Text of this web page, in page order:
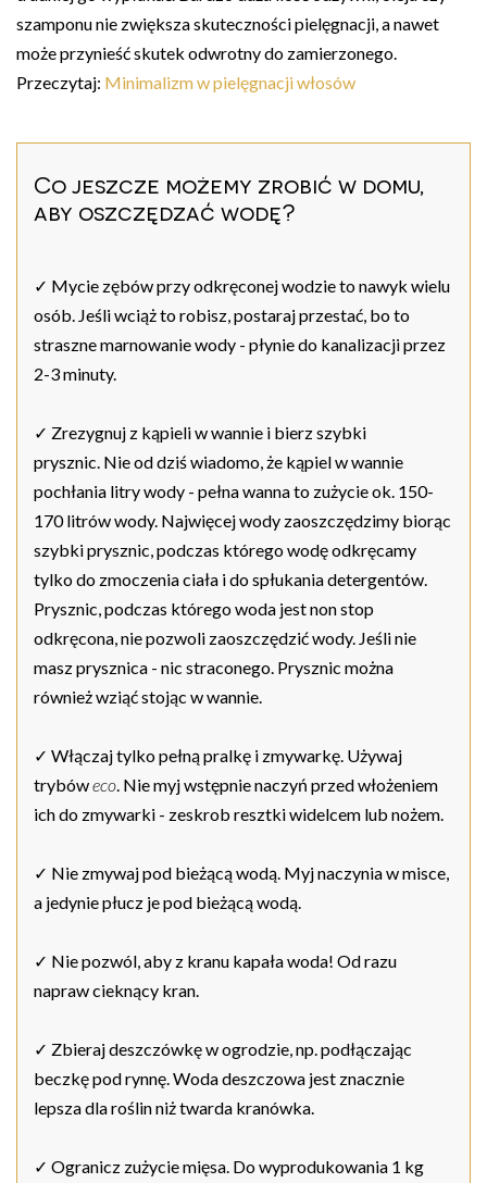
szamponu nie zwiększa skuteczności pielęgnacji, a nawet
może przynieść skutek odwrotny do zamierzonego.
Przeczytaj: Minimalizm w pielęgnacji włosów
Co jeszcze możemy zrobić w domu,
aby oszczędzać wodę?
✓ Mycie zębów przy odkręconej wodzie to nawyk wielu
osób. Jeśli wciąż to robisz, postaraj przestać, bo to
straszne marnowanie wody - płynie do kanalizacji przez
2-3 minuty.
✓ Zrezygnuj z kąpieli w wannie i bierz szybki
prysznic. Nie od dziś wiadomo, że kąpiel w wannie
pochłania litry wody - pełna wanna to zużycie ok. 150-
170 litrów wody. Najwięcej wody zaoszczędzimy biorąc
szybki prysznic, podczas którego wodę odkręcamy
tylko do zmoczenia ciała i do spłukania detergentów.
Prysznic, podczas którego woda jest non stop
odkręcona, nie pozwoli zaoszczędzić wody. Jeśli nie
masz prysznica - nic straconego. Prysznic można
również wziąć stojąc w wannie.
✓ Włączaj tylko pełną pralkę i zmywarkę. Używaj
trybóweco. Nie myj wstępnie naczyń przed włożeniem
ich do zmywarki - zeskrob resztki widelcem lub nożem.
✓ Nie zmywaj pod bieżącą wodą. Myj naczynia w misce,
a jedynie płucz je pod bieżącą wodą.
✓ Nie pozwól, aby z kranu kapała woda! Od razu
napraw cieknący kran.
✓ Zbieraj deszczówkę w ogrodzie, np. podłączając
beczkę pod rynnę. Woda deszczowa jest znacznie
lepsza dla roślin niż twarda kranówka.
✓ Ogranicz zużycie mięsa. Do wyprodukowania 1 kg